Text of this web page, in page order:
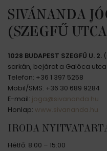
SIVÁNANDA
(SZEGFŰ
1028 BUDAPEST SZEGFŰ U. 2.
sarkán, bejárat a Galóca
Telefon: +36 1 397 5258
Mobil/SMS: +36 30 689 9284
E-mail: joga@sivananda.hu
Honlap: www.sivananda.hu
IRODA
Hétfő: 8:00 – 15:00